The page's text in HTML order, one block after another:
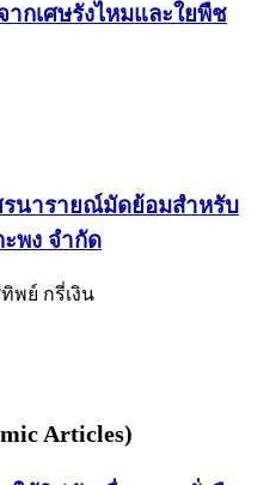
กเศษรังไหมและใยพืช
นารายณ์มัดย้อมสำหรับ
พง จำกัด
พย์ กรี่เงิน
Articles)